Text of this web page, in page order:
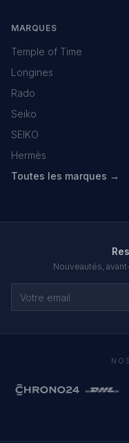
MARQUES
Temple of Time
Longines
Rado
Seiko
SEIKO
Hermès
Toutes les marques →
Nouveautés,